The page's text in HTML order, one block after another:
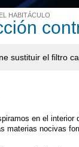
HABITÁCULO
sustituir el filtro
en el
materias nocivas